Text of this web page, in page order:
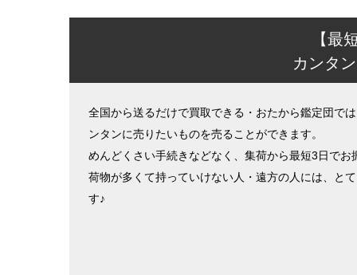
【最
カンタ
全国から送るだけで買取できる・おたから鑑定団で
ンタンに売りたいものを売ることができます。
めんどくさい手続きなどなく、集荷から最短3日でお
荷物が多くて持っていけない人・遠方の人には、と
す♪